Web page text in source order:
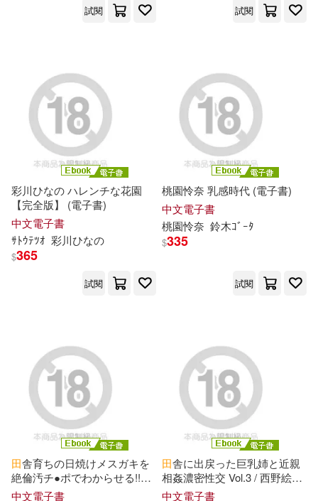
塚田詩織(13) 夏野なえ(13)
張慧和（主編）(13)
町田苑香(13) 稻子文化(13)
華々つぼみ(13) 貓可可(13)
minoru(12)
《多納愛學習》編輯部(12)
《故事會》編輯部(12)
麥浩斯(46) 新星出版社(45)
中國地質大學出版社(44)
文匯出版社(44) 風潮音樂(44)
人民體育出版社(43)
楓書坊(43)
山東大學出版社(42)
江蘇鳳凰文藝出版社(42)
生活‧讀書‧新知三聯書店(42)
經濟管理出版社(42)
試閱 試閱
彩川ひなの ハレンチな花園
【完全版】 (電子書)
中文電子書
ｻﾄｳﾃﾂｵ 彩川ひなの
$365
試閱
桃園怜奈 乳感時代 (電子書)
中文電子書
桃園怜奈 鈴木ｺﾞｰﾀ
$335
試閱
田舎育ちの日焼けメスガキを
絶倫汚チ●ポでわからせる!!
Vol.1 / 望月つぼみ 皆瀬あかり
中文電子書
田舎に出戻った巨乳姉と近親
相姦濃密性交 Vol.3 / 西野絵美
(電子書)
中文電子書